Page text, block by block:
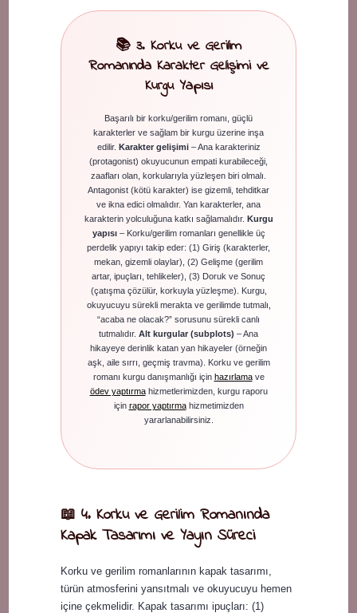
📚 3. Korku ve Gerilim
Romanında Karakter Gelişimi ve
Kurgu Yapısı
Başarılı bir korku/gerilim romanı, güçlü
karakterler ve sağlam bir kurgu üzerine inşa
edilir. Karakter gelişimi– Ana karakteriniz
(protagonist) okuyucunun empati kurabileceği,
zaafları olan, korkularıyla yüzleşen biri olmalı.
Antagonist (kötü karakter) ise gizemli, tehditkar
ve ikna edici olmalıdır. Yan karakterler, ana
karakterin yolculuğuna katkı sağlamalıdır. Kurgu
yapısı– Korku/gerilim romanları genellikle üç
perdelik yapıyı takip eder: (1) Giriş (karakterler,
mekan, gizemli olaylar), (2) Gelişme (gerilim
artar, ipuçları, tehlikeler), (3) Doruk ve Sonuç
(çatışma çözülür, korkuyla yüzleşme). Kurgu,
okuyucuyu sürekli merakta ve gerilimde tutmalı,
“acaba ne olacak?” sorusunu sürekli canlı
tutmalıdır. Alt kurgular (subplots) – Ana
hikayeye derinlik katan yan hikayeler (örneğin
aşk, aile sırrı, geçmiş travma). Korku ve gerilim
romanı kurgu danışmanlığı için hazırlamave
ödev yaptırmahizmetlerimizden, kurgu raporu
için rapor yaptırmahizmetimizden
yararlanabilirsiniz.
📖 4. Korku ve Gerilim Romanında
Kapak Tasarımı ve Yayın Süreci
Korku ve gerilim romanlarının kapak tasarımı,
türün atmosferini yansıtmalı ve okuyucuyu hemen
içine çekmelidir. Kapak tasarımı ipuçları: (1)